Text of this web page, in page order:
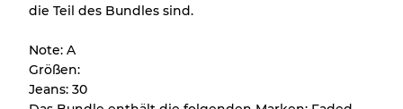
Alle Produkte enthalten eine Qualitätsstufe,
jedes Artikels vor dem Kauf nachvollziehen
können.
die Teil des Bundles sind.
Note: A
Größen:
Jeans: 30